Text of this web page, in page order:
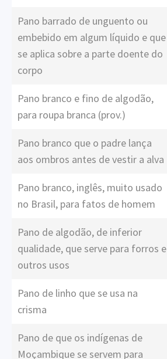
Pano barrado de unguento ou
embebido em algum líquido e que
se aplica sobre a parte doente do
corpo
Pano branco e fino de algodão,
para roupa branca (prov.)
Pano branco que o padre lança
aos ombros antes de vestir a alva
Pano branco, inglês, muito usado
no Brasil, para fatos de homem
Pano de algodão, de inferior
qualidade, que serve para forros e
outros usos
Pano de linho que se usa na
crisma
Pano de que os indígenas de
Moçambique se servem para